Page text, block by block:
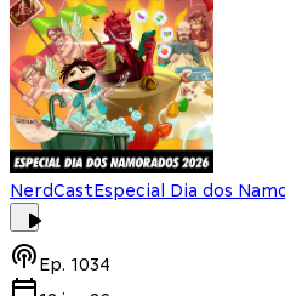
NerdCastEspecial Dia dos
Ep. 1034